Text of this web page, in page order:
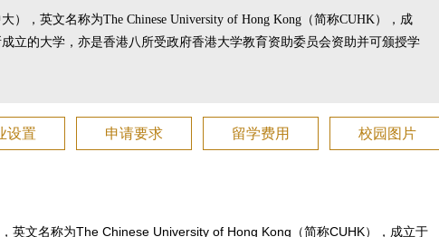
），英文名称为The Chinese University of Hong Kong（简称CUHK），成
立的大学，亦是香港八所受政府香港大学教育资助委员会资助并可颁授学
设置 申请要求 留学费用 校园图片
英文名称为The Chinese University of Hong Kong（简称CUHK），成立于